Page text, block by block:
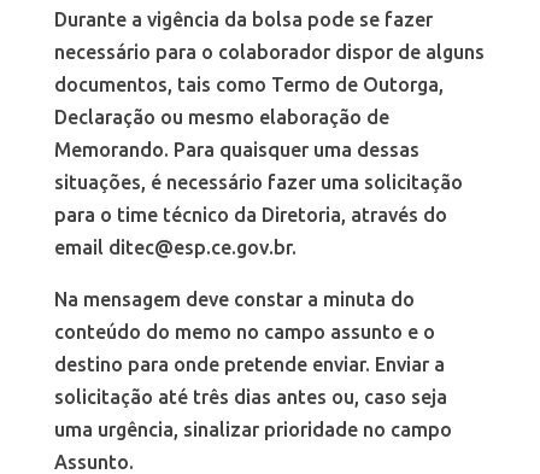
Durante a vigência da bolsa pode se fazer
necessário para o colaborador dispor de alguns
documentos, tais como Termo de Outorga,
Declaração ou mesmo elaboração de
Memorando. Para quaisquer uma dessas
situações, é necessário fazer uma solicitação
para o time técnico da Diretoria, através do
email ditec@esp.ce.gov.br.
Na mensagem deve constar a minuta do
conteúdo do memo no campo assunto e o
destino para onde pretende enviar. Enviar a
solicitação até três dias antes ou, caso seja
uma urgência, sinalizar prioridade no campo
Assunto.